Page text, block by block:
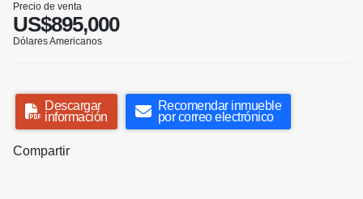
Precio de venta
US$895,000
Dólares Americanos
Descargar
información
Recomendar inmueble
por correo electrónico
Compartir